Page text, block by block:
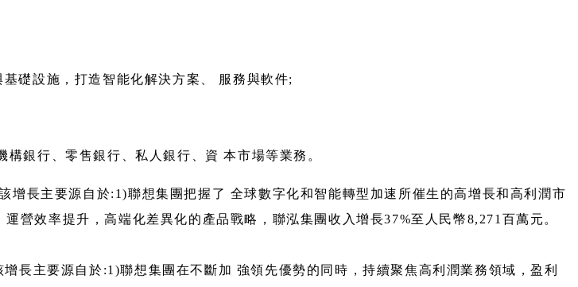
礎設施，打造智能化解決方案、 服務與軟件;
銀行、零售銀行、私人銀行、資 本市場等業務。
長主要源自於:1)聯想集團把握了 全球數字化和智能轉型加速所催生的高增長和高利潤市
營效率提升，高端化差異化的產品戰略，聯泓集團收入增長37%至人民幣8,271百萬元。
長主要源自於:1)聯想集團在不斷加 強領先優勢的同時，持續聚焦高利潤業務領域，盈利